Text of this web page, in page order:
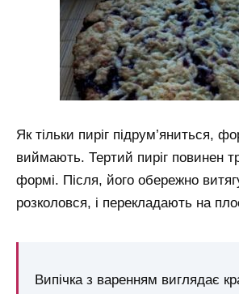
Як тільки пиріг підрум’яниться,
виймають. Тертий пиріг повинен
формі. Після, його обережно
розколовся, і перекладають на
Випічка з варенням виглядає